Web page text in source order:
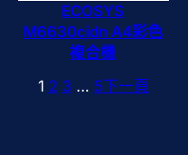
ECOSYS
M6630cidn A4彩色
複合機
1 2 3 … 5下一頁